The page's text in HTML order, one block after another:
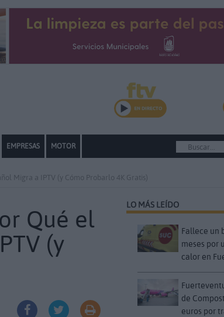
EMPRESAS MOTOR
Migra a IPTV (y Cómo Probarlo 4K Gratis)
Qué el
(y
LO MÁS LEÍDO
Fallece un
meses por
calor en
de
euros por